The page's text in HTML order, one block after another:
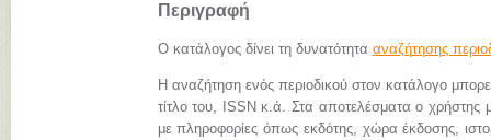
Περιγραφή
Ο κατάλογος δίνει τη δυνατότητα αναζήτησης
Η αναζήτηση ενός περιοδικού στον κατάλογο
τίτλο του, ISSN κ.ά. Στα αποτελέσματα ο χρήστης
με πληροφορίες όπως εκδότης, χώρα έκδοσης,